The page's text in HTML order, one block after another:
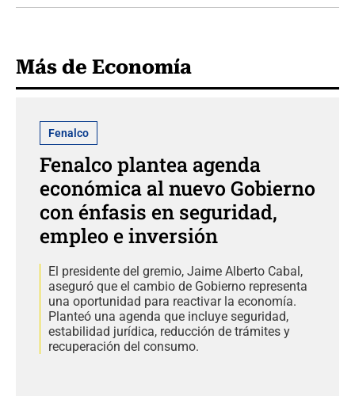
Más de Economía
Fenalco
Fenalco plantea agenda
económica al nuevo Gobierno
con énfasis en seguridad,
empleo e inversión
El presidente del gremio, Jaime Alberto Cabal,
aseguró que el cambio de Gobierno representa
una oportunidad para reactivar la economía.
Planteó una agenda que incluye seguridad,
estabilidad jurídica, reducción de trámites y
recuperación del consumo.